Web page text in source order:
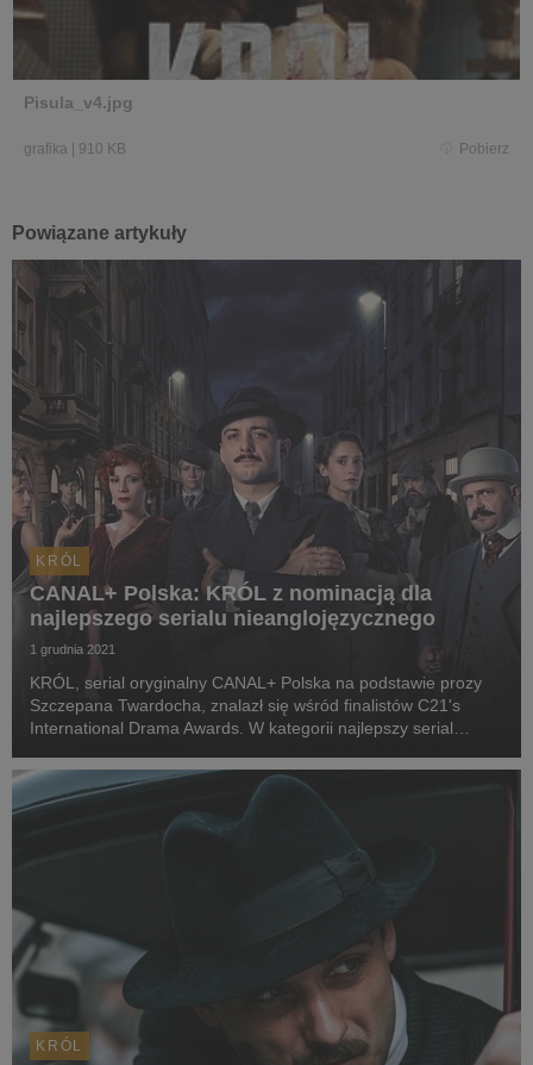
Pisula_v4.jpg
grafika 910 KB Pobierz
Powiązane artykuły
KRÓL
CANAL+ Polska: KRÓL z nominacją dla
najlepszego serialu nieanglojęzycznego
1 grudnia 2021
KRÓL, serial oryginalny CANAL+ Polska na podstawie prozy
Szczepana Twardocha, znalazł się wśród finalistów C21's
International Drama Awards. W kategorii najlepszy serial
„Lupinem”.
KRÓL